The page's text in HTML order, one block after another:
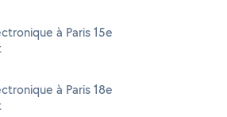
à Paris 15e
à Paris 18e